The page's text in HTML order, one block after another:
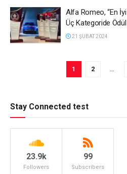
Alfa Romeo, “En İyi
Üç Kategoride
21 ŞUBAT 2024
1 2 …
Stay Connected test
23.9k
Followers
99
Subscribers